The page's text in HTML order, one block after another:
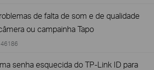
de falta de som e de qualidade
ou campainha Tapo
46186
senha esquecida do TP-Link ID para